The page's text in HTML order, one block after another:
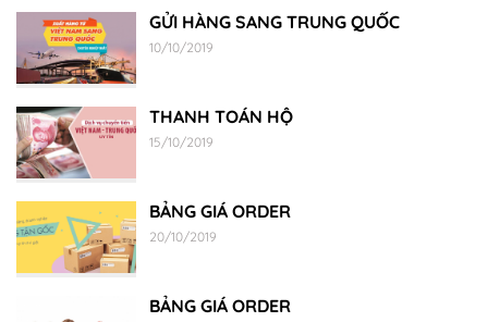
GỬI HÀNG SANG TRUNG QUỐC
10/10/2019
THANH TOÁN HỘ
15/10/2019
BẢNG GIÁ ORDER
20/10/2019
BẢNG GIÁ ORDER